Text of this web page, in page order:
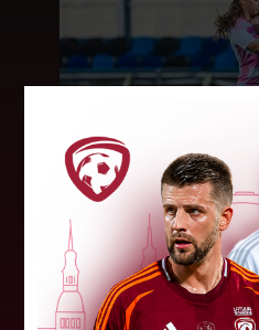
"Riga FC
pasvīst dānietēm
Latvijas čempions
Women" trešdien
kvalifikācijas otrās kārtas